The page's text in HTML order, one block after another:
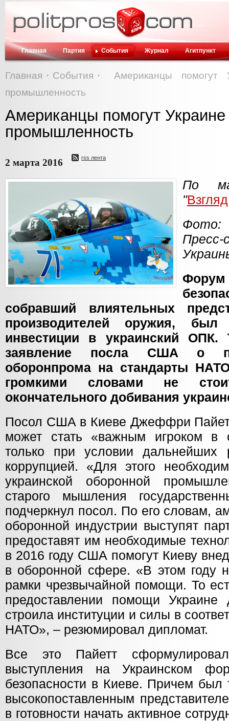
Главная Партия События Журнал Агитпункт
Главная События
Американцы помогут
промышленность
Американцы помогут
промышленность
2 марта 2016 rss лента
По
"Взгляд
Фото:
собравший влиятельных
производителей оружия, был
инвестиции в украинский ОПК.
заявление посла США о
оборонпрома на стандарты
громкими словами не
окончательного добивания
Посол США в Киеве Джеффри
может стать «важным игроком
только при условии
коррупцией. «Для этого
украинской оборонной
старого мышления
подчеркнул посол. По его словам,
оборонной индустрии выступят
предоставят им необходимые
в 2016 году США помогут Киеву
в оборонной сфере. «В этом году
рамки чрезвычайной помощи. То
предоставлении помощи
строила институции и силы в
НАТО», – резюмировал дипломат.
Все это Пайетт
выступления на Украинском
безопасности в Киеве. Причем
высокопоставленным
в готовности начать активное